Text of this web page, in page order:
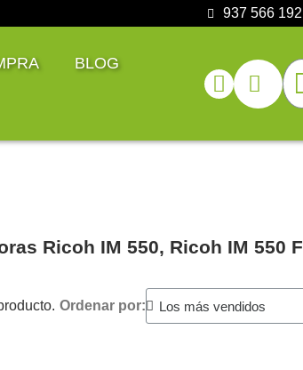
937 566 192
BLOG
Ricoh IM 550, Ricoh IM 550 F
Ordenar por: